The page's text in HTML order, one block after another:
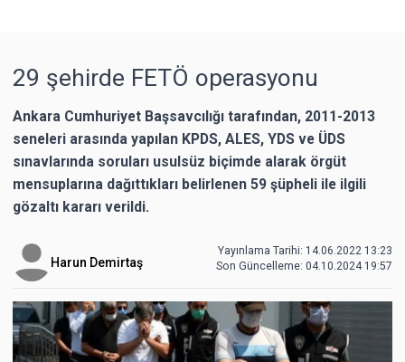
29 şehirde FETÖ operasyonu
Ankara Cumhuriyet Başsavcılığı tarafından, 2011-2013
seneleri arasında yapılan KPDS, ALES, YDS ve ÜDS
sınavlarında soruları usulsüz biçimde alarak örgüt
mensuplarına dağıttıkları belirlenen 59 şüpheli ile ilgili
gözaltı kararı verildi.
Harun Demirtaş
Yayınlama Tarihi: 14.06.2022 13:23
Son Güncelleme: 04.10.2024 19:57